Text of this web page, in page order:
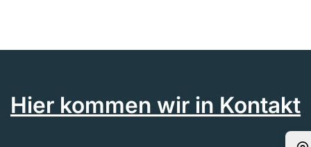
Hier kommen wir in Kontakt